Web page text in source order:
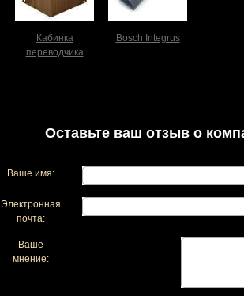
Кабинка
переводчика
Bosch Integrus
Оставьте ваш отзыв о
Ваше имя:
Электронная
почта:
Ваше
мнение: